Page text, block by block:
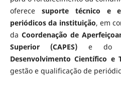
oferece suporte técnico e
periódicos da instituição, em
da Coordenação de
Superior (CAPES) e
Desenvolvimento Científico e
gestão e qualificação de